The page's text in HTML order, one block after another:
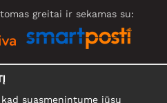
greitai ir sekamas su:
TINKLAI
suasmenintume jūsų